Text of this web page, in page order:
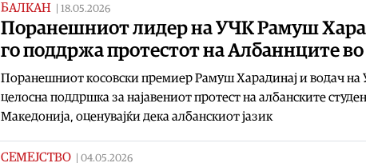
БАЛКАН | 18.05.2026
Поранешниот лидер на УЧК Рамуш
го поддржа протестот на Албаннците во
Поранешниот косовски премиер Рамуш Харадинај и водач на
целосна поддршка за најавениот протест на албанските
Македонија, оценувајќи дека албанскиот јазик
СЕМЕЈСТВО | 04.05.2026